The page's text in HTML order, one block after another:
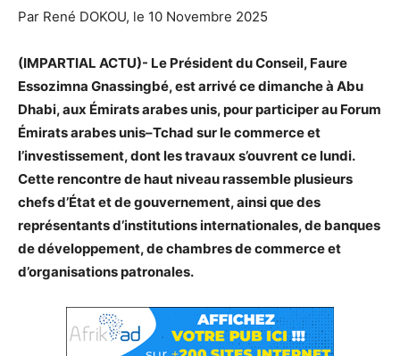
Par René DOKOU, le 10 Novembre 2025
(IMPARTIAL ACTU)- Le Président du Conseil, Faure
Essozimna Gnassingbé, est arrivé ce dimanche à Abu
Dhabi, aux Émirats arabes unis, pour participer au Forum
Émirats arabes unis–Tchad sur le commerce et
l’investissement, dont les travaux s’ouvrent ce lundi.
Cette rencontre de haut niveau rassemble plusieurs
chefs d’État et de gouvernement, ainsi que des
représentants d’institutions internationales, de banques
de développement, de chambres de commerce et
d’organisations patronales.